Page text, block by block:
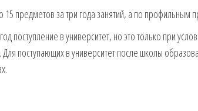
15 предметов за три года занятий, а по
поступление в университет, но это только при
поступающих в университет после школы